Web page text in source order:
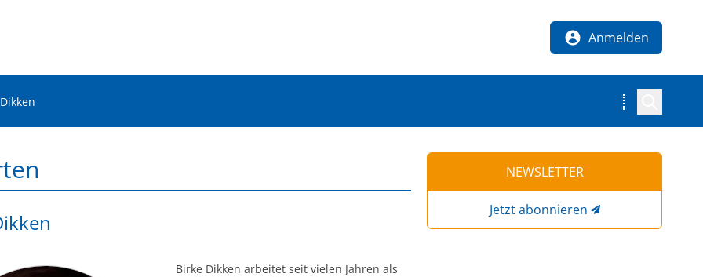
Anmelden
Birke Dikken arbeitet seit vielen Jahren als
NEWSLETTER
Jetzt abonnieren